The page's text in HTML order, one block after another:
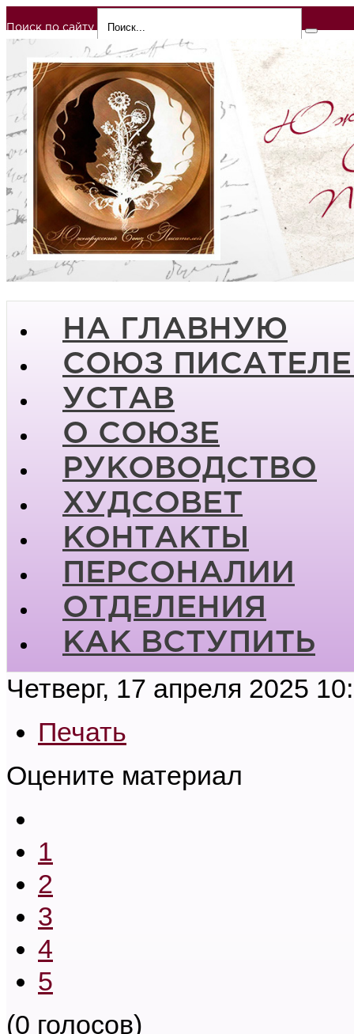
Поиск по сайту
НА ГЛАВНУЮ
СОЮЗ
УСТАВ
О СОЮЗЕ
РУКОВОДСТВО
ХУДСОВЕТ
КОНТАКТЫ
ПЕРСОНАЛИИ
ОТДЕЛЕНИЯ
КАК ВСТУПИТЬ
Четверг, 17 апреля 2025
Печать
Оцените материал
1
2
3
4
5
(0 голосов)